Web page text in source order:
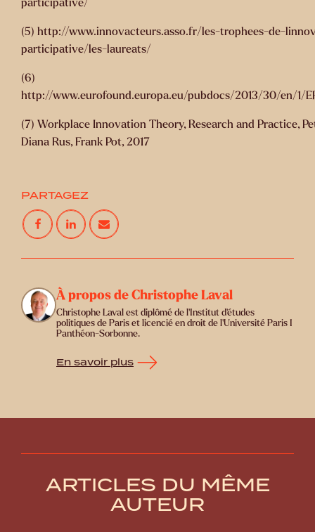
(5) http://www.innovacteurs.asso.fr/les-trophees-de-
participative/les-laureats/
(6)
http://www.eurofound.europa.eu/pubdocs/2013/30/en/1/
(7) Workplace Innovation Theory, Research and Practice,
Diana Rus, Frank Pot, 2017
PARTAGEZ
À propos de Christophe Laval
Christophe Laval est diplômé de l’Institut d’études
politiques de Paris et licencié en droit de l’Université Paris I
Panthéon-Sorbonne.
En savoir plus
ARTICLES DU MÊME
AUTEUR